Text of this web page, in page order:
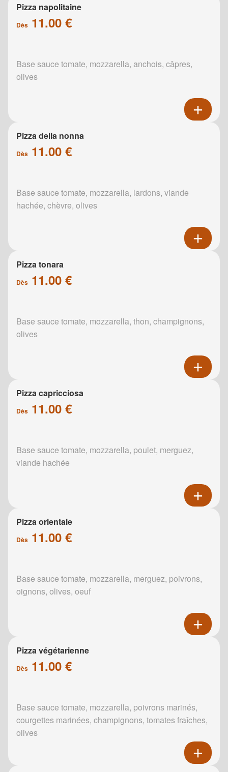
Pizza napolitaine
Dès 11.00 €
Base sauce tomate, mozzarella, anchois, câpres,
olives
Pizza della nonna
Dès 11.00 €
Base sauce tomate, mozzarella, lardons, viande
hachée, chèvre, olives
Pizza tonara
Dès 11.00 €
Base sauce tomate, mozzarella, thon, champignons,
olives
Pizza capricciosa
Dès 11.00 €
Base sauce tomate, mozzarella, poulet, merguez,
viande hachée
Pizza orientale
Dès 11.00 €
Base sauce tomate, mozzarella, merguez, poivrons,
oignons, olives, oeuf
Pizza végétarienne
Dès 11.00 €
Base sauce tomate, mozzarella, poivrons marinés,
courgettes marinées, champignons, tomates fraîches,
olives